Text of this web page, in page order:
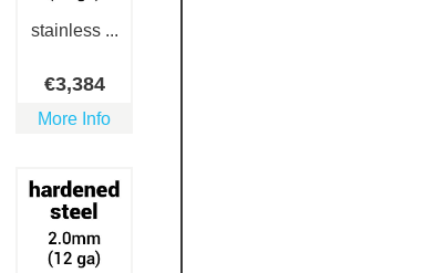
stainless ...
€3,384
More Info